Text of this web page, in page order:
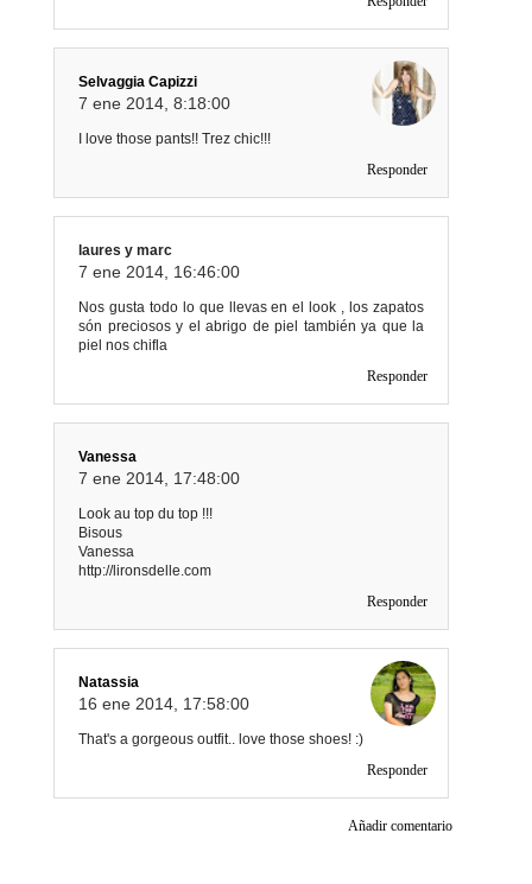
Selvaggia Capizzi
7 ene 2014, 8:18:00
I love those pants!! Trez chic!!!
Responder
laures y marc
7 ene 2014, 16:46:00
Nos gusta todo lo que llevas en el look , los zapatos
són preciosos y el abrigo de piel también ya que la
piel nos chifla
Responder
Vanessa
7 ene 2014, 17:48:00
Look au top du top !!!
Bisous
Vanessa
http://lironsdelle.com
Responder
Natassia
16 ene 2014, 17:58:00
That's a gorgeous outfit.. love those shoes! :)
Responder
Añadir comentario